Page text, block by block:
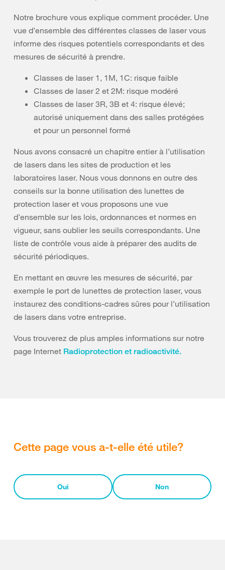
Notre brochure vous explique comment procéder. Une
vue d’ensemble des différentes classes de laser vous
informe des risques potentiels correspondants et des
mesures de sécurité à prendre.
Classes de laser 1, 1M, 1C: risque faible
Classes de laser 2 et 2M: risque modéré
Classes de laser 3R, 3B et 4: risque élevé;
autorisé uniquement dans des salles protégées
et pour un personnel formé
Nous avons consacré un chapitre entier à l’utilisation
de lasers dans les sites de production et les
laboratoires laser. Nous vous donnons en outre des
conseils sur la bonne utilisation des lunettes de
protection laser et vous proposons une vue
d’ensemble sur les lois, ordonnances et normes en
vigueur, sans oublier les seuils correspondants. Une
liste de contrôle vous aide à préparer des audits de
sécurité périodiques.
En mettant en œuvre les mesures de sécurité, par
exemple le port de lunettes de protection laser, vous
instaurez des conditions-cadres sûres pour l’utilisation
de lasers dans votre entreprise.
Vous trouverez de plus amples informations sur notre
page Internet Radioprotection et radioactivité.
Cette page vous a-t-elle été utile?
Oui Non